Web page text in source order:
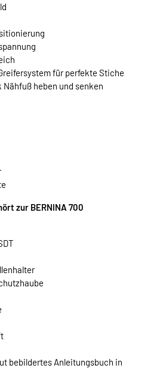
für perfekte Stiche
heben und senken
zur BERNINA 700
bebildertes Anleitungsbuch in